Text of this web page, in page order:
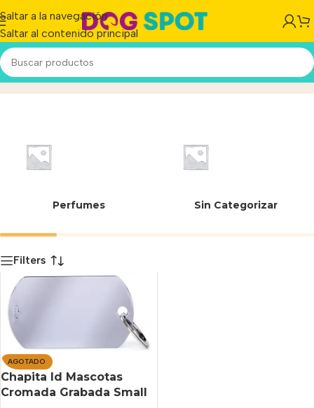
Saltar a la navegación
Saltar al contenido principal
40 mmInicio/Producto
Perfumes Sin Categorizar
Filters
AGOTADO
Chapita Id Mascotas
Cromada Grabada Small